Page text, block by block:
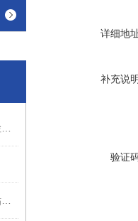
详细地
补充说
验证